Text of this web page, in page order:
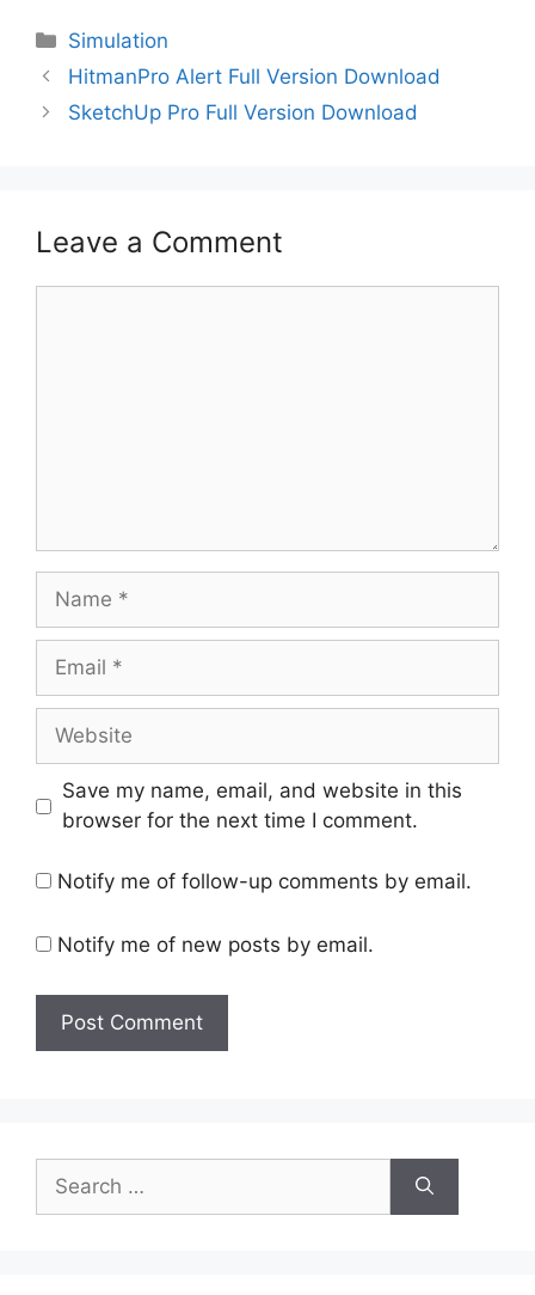
Categories
Simulation
HitmanPro Alert Full Version Download
SketchUp Pro Full Version Download
Leave a Comment
Name
Email
Website
Save my name, email, and website in this
browser for the next time I comment.
Notify me of follow-up comments by email.
Notify me of new posts by email.
for: